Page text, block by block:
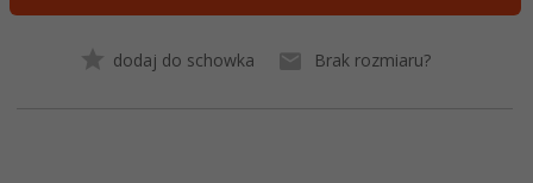
dodaj do schowka Brak rozmiaru?